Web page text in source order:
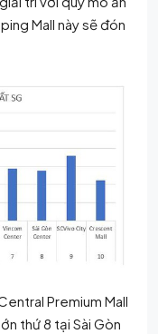
Mall này sẽ đón
Premium Mall
thứ 8 tại Sài Gòn